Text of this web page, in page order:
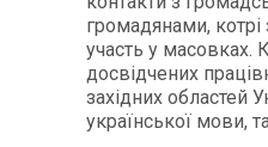
громадянами,
участь у масовках.
досвідчених
західних областей
української мови,